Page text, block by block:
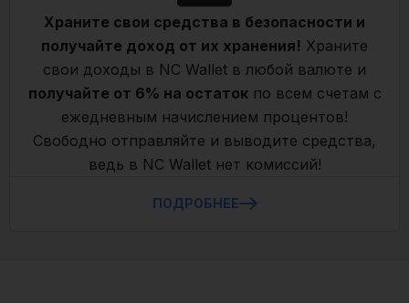
Храните свои средства в безопасности и
получайте доход от их хранения! Храните
свои доходы в NC Wallet в любой валюте и
получайте от 6% на остатокпо всем счетам с
ежедневным начислением процентов!
Свободно отправляйте и выводите средства,
ведь в NC Wallet нет комиссий!
ПОДРОБНЕЕ